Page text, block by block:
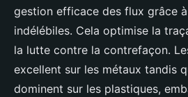
gestion efficace des flux grâce
indélébiles. Cela optimise la
la lutte contre la contrefaçon.
excellent sur les métaux tandis
dominent sur les plastiques,